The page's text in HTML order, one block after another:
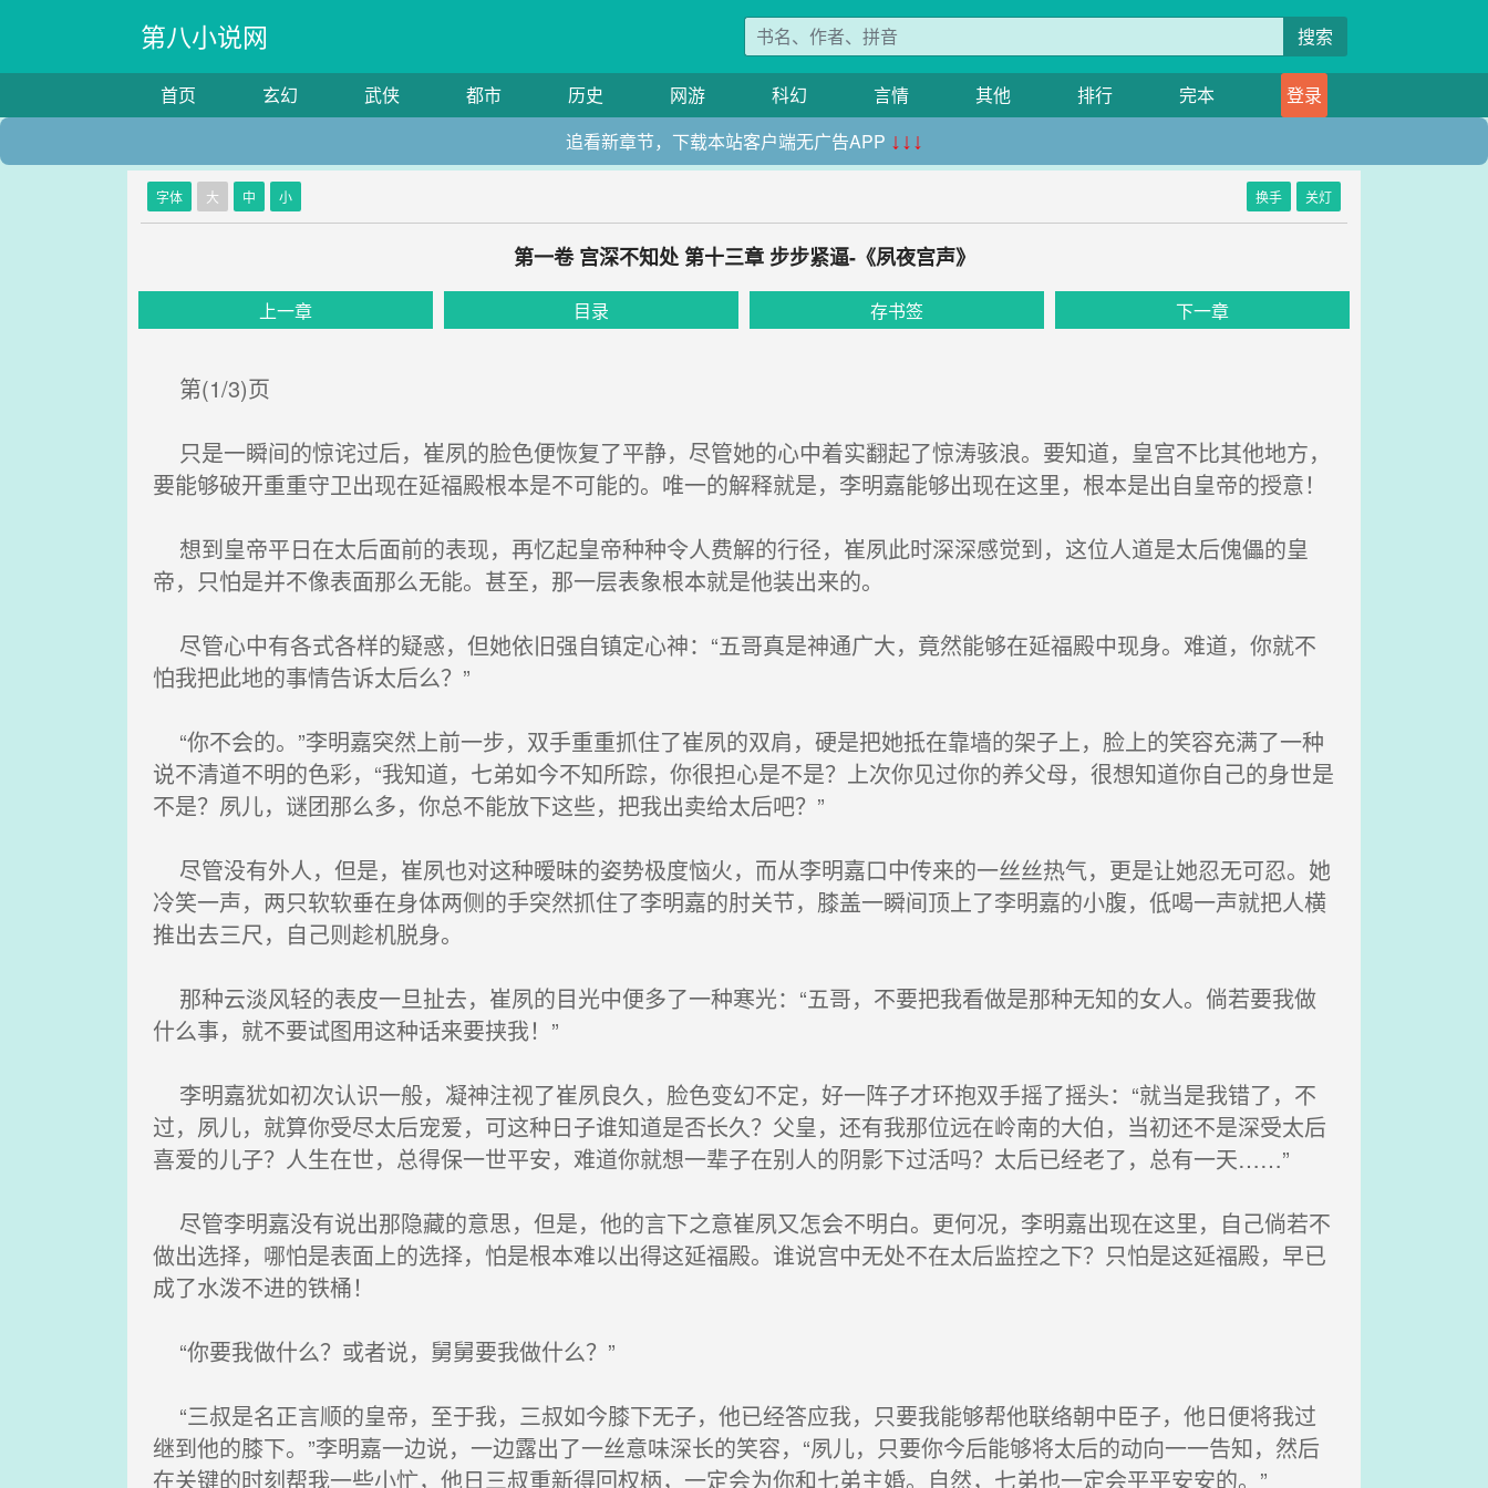
第八小说网 搜索
首页 玄幻 武侠 都市 历史 网游 科幻 言情 其他 排行 完本
登录
追看新章节，下载本站客户端无广告APP ↓↓↓
字体 大 中 小 换手 关灯
第一卷 宫深不知处 第十三章 步步紧逼-《夙夜宫声》
上一章 目录 存书签 下一章
第(1/3)页
只是一瞬间的惊诧过后，崔夙的脸色便恢复了平静，尽管她的心中着实翻起了惊涛骇浪。要知道，皇宫不比其他地方，
要能够破开重重守卫出现在延福殿根本是不可能的。唯一的解释就是，李明嘉能够出现在这里，根本是出自皇帝的授意！
想到皇帝平日在太后面前的表现，再忆起皇帝种种令人费解的行径，崔夙此时深深感觉到，这位人道是太后傀儡的皇
帝，只怕是并不像表面那么无能。甚至，那一层表象根本就是他装出来的。
尽管心中有各式各样的疑惑，但她依旧强自镇定心神：“五哥真是神通广大，竟然能够在延福殿中现身。难道，你就不
怕我把此地的事情告诉太后么？”
“你不会的。”李明嘉突然上前一步，双手重重抓住了崔夙的双肩，硬是把她抵在靠墙的架子上，脸上的笑容充满了一种
说不清道不明的色彩，“我知道，七弟如今不知所踪，你很担心是不是？上次你见过你的养父母，很想知道你自己的身世是
不是？夙儿，谜团那么多，你总不能放下这些，把我出卖给太后吧？”
尽管没有外人，但是，崔夙也对这种暧昧的姿势极度恼火，而从李明嘉口中传来的一丝丝热气，更是让她忍无可忍。她
冷笑一声，两只软软垂在身体两侧的手突然抓住了李明嘉的肘关节，膝盖一瞬间顶上了李明嘉的小腹，低喝一声就把人横
推出去三尺，自己则趁机脱身。
那种云淡风轻的表皮一旦扯去，崔夙的目光中便多了一种寒光：“五哥，不要把我看做是那种无知的女人。倘若要我做
什么事，就不要试图用这种话来要挟我！”
李明嘉犹如初次认识一般，凝神注视了崔夙良久，脸色变幻不定，好一阵子才环抱双手摇了摇头：“就当是我错了，不
过，夙儿，就算你受尽太后宠爱，可这种日子谁知道是否长久？父皇，还有我那位远在岭南的大伯，当初还不是深受太后
喜爱的儿子？人生在世，总得保一世平安，难道你就想一辈子在别人的阴影下过活吗？太后已经老了，总有一天……”
尽管李明嘉没有说出那隐藏的意思，但是，他的言下之意崔夙又怎会不明白。更何况，李明嘉出现在这里，自己倘若不
做出选择，哪怕是表面上的选择，怕是根本难以出得这延福殿。谁说宫中无处不在太后监控之下？只怕是这延福殿，早已
成了水泼不进的铁桶！
“你要我做什么？或者说，舅舅要我做什么？”
“三叔是名正言顺的皇帝，至于我，三叔如今膝下无子，他已经答应我，只要我能够帮他联络朝中臣子，他日便将我过
继到他的膝下。”李明嘉一边说，一边露出了一丝意味深长的笑容，“夙儿，只要你今后能够将太后的动向一一告知，然后
在关键的时刻帮我一些小忙，他日三叔重新得回权柄，一定会为你和七弟主婚。自然，七弟也一定会平平安安的。”